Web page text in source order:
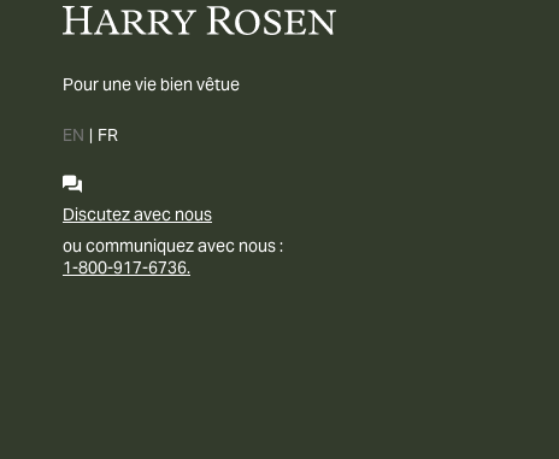
Pour une vie bien vêtue
EN | FR
Discutez avec nous
ou communiquez avec nous :
1-800-917-6736.